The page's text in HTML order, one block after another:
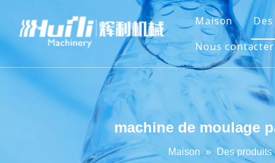
Maison
Nous contacter
machine de moulage
Maison » Des produits